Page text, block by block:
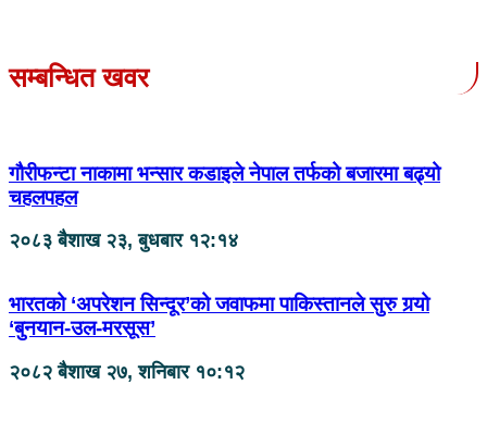
सम्बन्धित खवर
गौरीफन्टा नाकामा भन्सार कडाइले नेपाल तर्फको बजारमा बढ्यो
चहलपहल
२०८३ बैशाख २३, बुधबार १२:१४
भारतको ‘अपरेशन सिन्दूर’को जवाफमा पाकिस्तानले सुरु गर्‍यो
‘बुनयान-उल-मरसूस’
२०८२ बैशाख २७, शनिबार १०:१२